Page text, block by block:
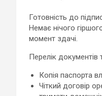
Готовність до
Немає нічого
момент здачі.
Перелік документів
Копія паспорта
Чіткий договір